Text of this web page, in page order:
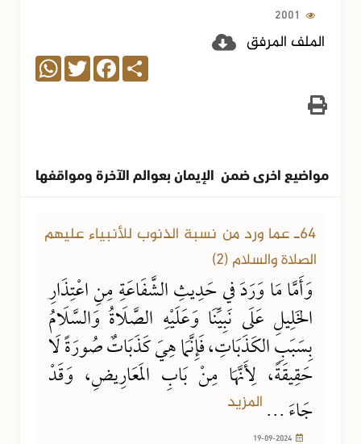
2001
الملف المرفق
Share
Facebook
Twitter
WhatsApp
مواضيع اخرى ضمن الإيمان بعوالم الآخرة ومواقفها
64ـ عما ورد من نسبة الذنوب للأنبياء عليهم
الصلاة والسلام (2)
وَأَمَّا مَا وَرَدَ في حَدِيثِ الشَّفَاعَةِ مِنِ اعْتِذَارِ
الخَلِيلِ عَلَى نَبِيِّنَا وَعَلَيْهِ الصَّلَاةُ وَالسَّلَامُ
بِسَبَبِ الكَذَبَاتِ، فَإِنَّمَا هِيَ كَذَبَاتٌ صُورَةً لَا
حَقِيقَةً، لِأَنَّهَا مِنْ بَابِ المَعَارِيضِ، وَقَدْ
جَاءَ ... المزيد